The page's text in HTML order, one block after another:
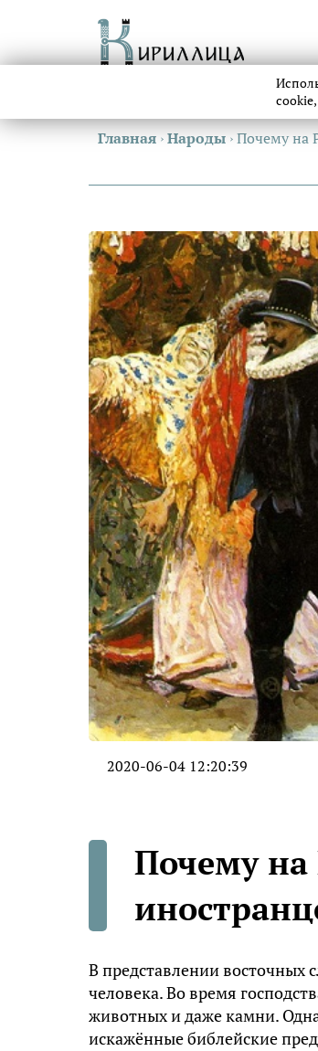
Главная ›Народы ›Почему на
2020-06-04 12:20:39
Почему на
В представлении восточных
человека. Во время
животных и даже камни.
искажённые библейские